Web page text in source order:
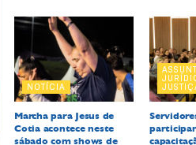
NOTÍCIA
Marcha para Jesus de
Cotia acontece neste
sábado com shows de